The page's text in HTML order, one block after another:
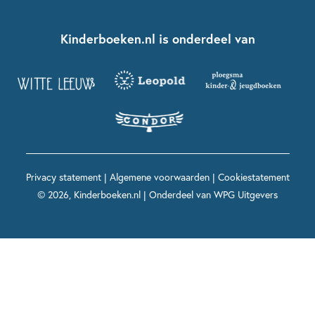
Kinderboeken diversiteit
Grappige kinderboeken
Spannende kinderboeken
Boekentips 12+ jaar
Voor volwassenen
Spekkie en Sproet
Maxi & Helium
Voor het onderwijs
Kinderboeken.nl is onderdeel van
Privacy statement| Algemene voorwaarden| Cookiestatement
© 2026, Kinderboeken.nl | Onderdeel van WPG Uitgevers